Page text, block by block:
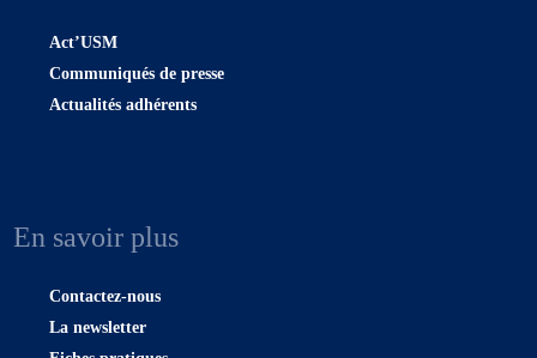
Act’USM
Communiqués de presse
Actualités adhérents
En savoir plus
Contactez-nous
La newsletter